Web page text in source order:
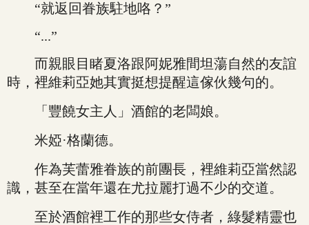
“就返回眷族駐地咯？”
“...”
而親眼目睹夏洛跟阿妮雅間坦蕩自然的友誼
時，裡維莉亞她其實挺想提醒這傢伙幾句的。
「豐饒女主人」酒館的老闆娘。
米婭·格蘭德。
作為芙蕾雅眷族的前團長，裡維莉亞當然認
識，甚至在當年還在尤拉麗打過不少的交道。
至於酒館裡工作的那些女侍者，綠髮精靈也